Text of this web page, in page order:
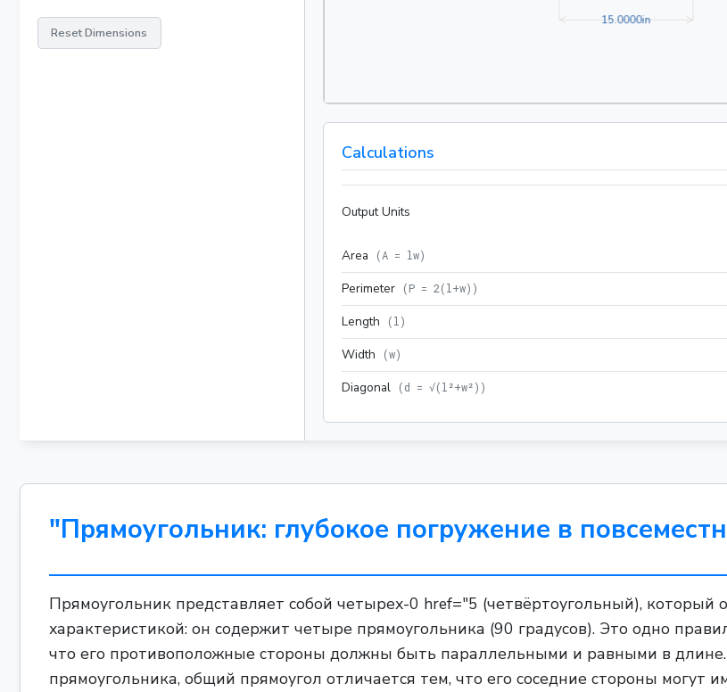
Reset Dimensions
15.0000in15.0000in
Calculations
Output Units
Area (A = lw)
Perimeter (P = 2(l+w) )
Length (l )
Width (w)
Diagonal (d = √(l²+w²) )
"Прямоугольник: глубокое погружение в
Прямоугольник представляет собой четырех-0 href="5 (четвёртоугольный), который
характеристикой: он содержит четыре прямоугольника (90 градусов). Это одно
что его противоположные стороны должны быть параллельными и равными в
прямоугольника, общий прямоугол отличается тем, что его соседние стороны могут